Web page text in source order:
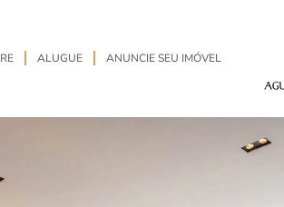
ALUGUE ANUNCIE SEU IMÓVEL